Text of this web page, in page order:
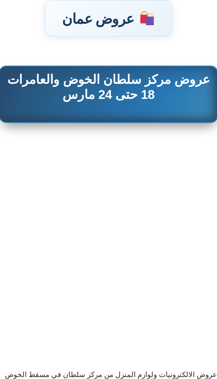
عروض عمان
تخطى
عروض مركز سلطان الخوض والعامرات
18 حتى 24 مارس
عروض الالكترونيات ولوازم المنزل من مركز سلطان في مسقط الخوض